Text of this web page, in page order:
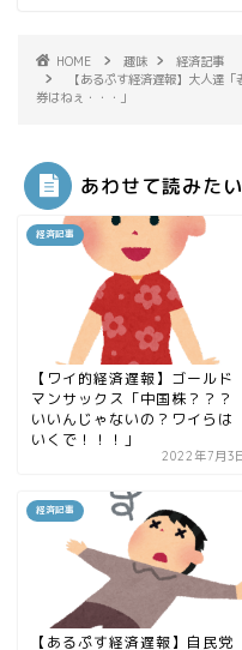
HOME 趣味
経済記事
【あるぷす経済遅報】大人達
券はねぇ・・・」
あわせて読みたい
経済記事
【ワイ的経済遅報】ゴールド
マンサックス「中国株？？？
いいんじゃないの？ワイらは
いくで！！！」
2022年7月3
経済記事
【あるぷす経済遅報】自民党